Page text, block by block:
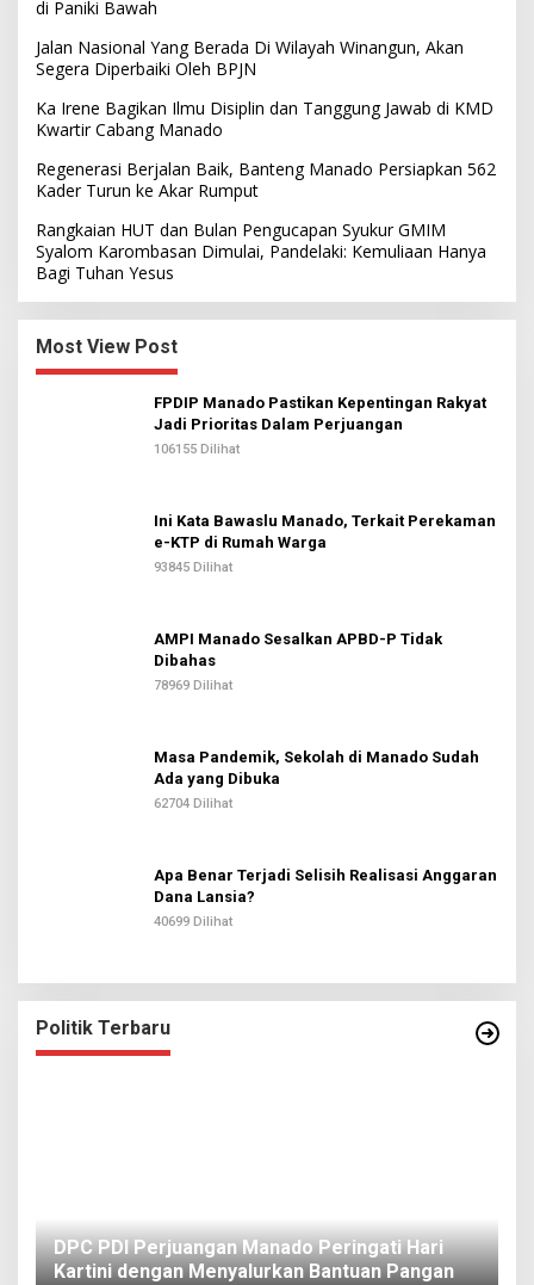
di Paniki Bawah
Jalan Nasional Yang Berada Di Wilayah Winangun, Akan
Segera Diperbaiki Oleh BPJN
Ka Irene Bagikan Ilmu Disiplin dan Tanggung Jawab di KMD
Kwartir Cabang Manado
Regenerasi Berjalan Baik, Banteng Manado Persiapkan 562
Kader Turun ke Akar Rumput
Rangkaian HUT dan Bulan Pengucapan Syukur GMIM
Syalom Karombasan Dimulai, Pandelaki: Kemuliaan Hanya
Bagi Tuhan Yesus
Most View Post
FPDIP Manado Pastikan Kepentingan Rakyat
Jadi Prioritas Dalam Perjuangan
106155 Dilihat
Ini Kata Bawaslu Manado, Terkait Perekaman
e-KTP di Rumah Warga
93845 Dilihat
AMPI Manado Sesalkan APBD-P Tidak
Dibahas
78969 Dilihat
Masa Pandemik, Sekolah di Manado Sudah
Ada yang Dibuka
62704 Dilihat
Apa Benar Terjadi Selisih Realisasi Anggaran
Dana Lansia?
40699 Dilihat
Politik Terbaru
DPC PDI Perjuangan Manado Peringati Hari
Kartini dengan Menyalurkan Bantuan Pangan